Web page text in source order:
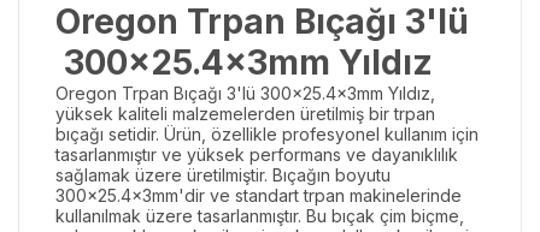
Oregon Trpan Bıçağı 3'lü
300x25.4x3mm Yıldız
Oregon Trpan Bıçağı 3'lü 300x25.4x3mm Yıldız,
yüksek kaliteli malzemelerden üretilmiş bir trpan
bıçağı setidir. Ürün, özellikle profesyonel kullanım için
tasarlanmıştır ve yüksek performans ve dayanıklılık
sağlamak üzere üretilmiştir. Bıçağın boyutu
300x25.4x3mm'dir ve standart trpan makinelerinde
kullanılmak üzere tasarlanmıştır. Bu bıçak çim biçme,